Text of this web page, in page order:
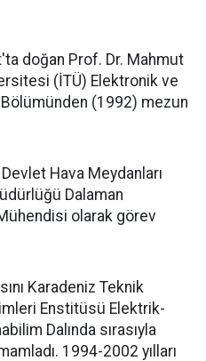
doğan Prof. Dr. Mahmut
(İTÜ) Elektronik ve
(1992) mezun
Hava Meydanları
Dalaman
olarak görev
Karadeniz Teknik
Enstitüsü Elektrik-
Dalında sırasıyla
1994-2002 yılları